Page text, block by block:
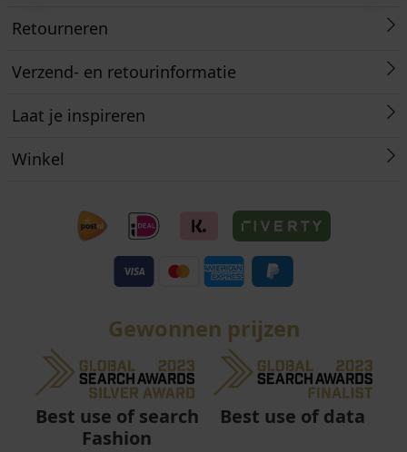
Retourneren
Verzend- en retourinformatie
Laat je inspireren
Winkel
Gewonnen prijzen
Best use of search
Fashion
Best use of data